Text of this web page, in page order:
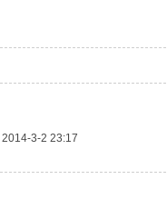
2014-3-2 23:17